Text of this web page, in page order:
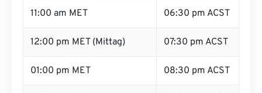
11:00 am MET 06:30 pm ACST
12:00 pm MET (Mittag) 07:30 pm ACST
01:00 pm MET 08:30 pm ACST